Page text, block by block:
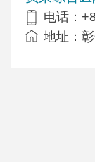
电话：
地址：